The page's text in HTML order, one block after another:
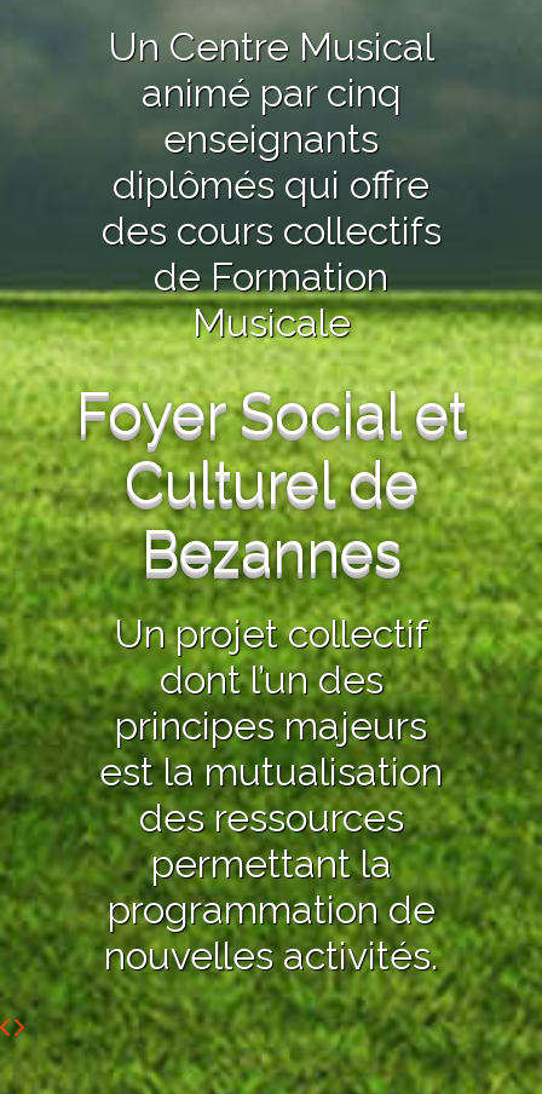
Un Centre Musical
animé par cinq
enseignants
diplômés qui offre
des cours collectifs
de Formation
Musicale
Foyer Social et
Culturel de
Bezannes
Un projet collectif
dont l’un des
principes majeurs
est la mutualisation
des ressources
permettant la
programmation de
nouvelles activités.